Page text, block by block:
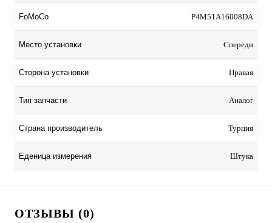
FoMoCo P4M51A16008DA
Место установки Спереди
Сторона установки Правая
Тип запчасти Аналог
Страна производитель Турция
Еденица измерения Штука
ОТЗЫВЫ (0)